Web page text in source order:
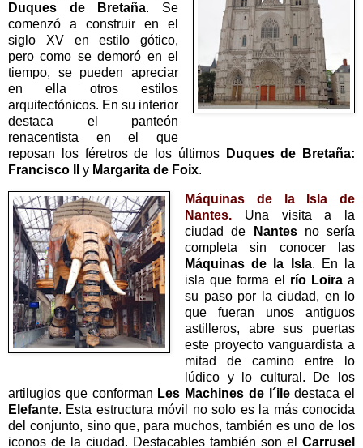
Duques de Bretaña. Se
comenzó a construir en el
siglo XV en estilo gótico,
pero como se demoró en el
tiempo, se pueden apreciar
en ella otros estilos
arquitectónicos. En su interior
destaca el panteón
renacentista en el que
reposan los féretros de los últimos
Duques de Bretaña:
Francisco II y Margarita de Foix.
Máquinas de la Isla de
Nantes. Una visita a la
ciudad de
Nantes no sería
completa sin conocer las
Máquinas de la Isla. En la
isla que forma el río Loiraa
su paso por la ciudad, en lo
que fueran unos antiguos
astilleros, abre sus puertas
este proyecto vanguardista a
mitad de camino entre lo
lúdico y lo cultural. De los
artilugios que conforman Les Machines de l´iledestaca el
Elefante. Esta estructura móvil no solo es la más conocida
del conjunto, sino que, para muchos, también es uno de los
iconos de la ciudad. Destacables también son el Carrusel